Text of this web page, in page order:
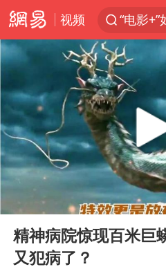
视频
台风白
向鹏0-
百花奖
四川宜
山东一
“新疆阿
Play
00:00
精神病院惊现百米巨
又犯病了？